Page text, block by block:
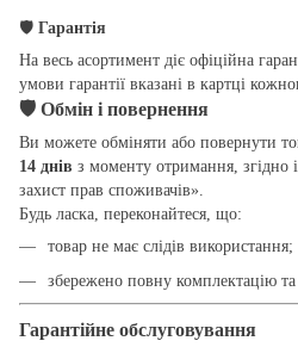
🛡 Гарантія
На весь асортимент діє офіційна
умови гарантії вказані в картці
🛡 Обмін і повернення
Ви можете обміняти або повернути
14 днів з моменту отримання, згідно
захист прав споживачів».
Будь ласка, переконайтеся, що:
товар не має слідів використання;
збережено повну комплектацію та
Гарантійне обслуговування